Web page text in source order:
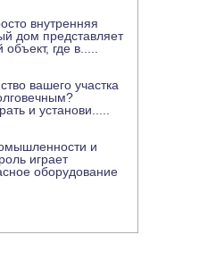
внутренняя
дом представляет
где в
вашего участка
и установи
и
играет
оборудование